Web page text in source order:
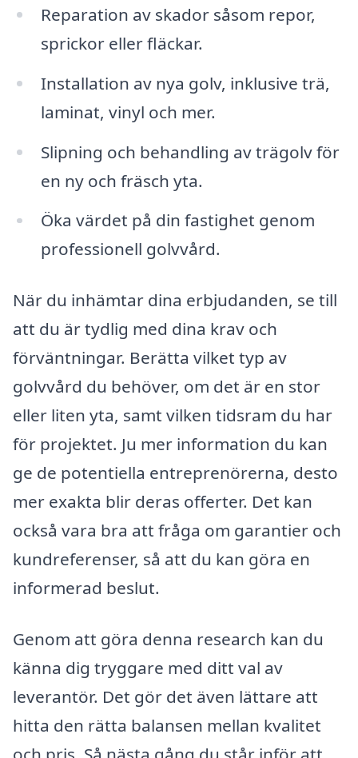
Reparation av skador såsom repor,
sprickor eller fläckar.
Installation av nya golv, inklusive trä,
laminat, vinyl och mer.
Slipning och behandling av trägolv för
en ny och fräsch yta.
Öka värdet på din fastighet genom
professionell golvvård.
När du inhämtar dina erbjudanden, se till
att du är tydlig med dina krav och
förväntningar. Berätta vilket typ av
golvvård du behöver, om det är en stor
eller liten yta, samt vilken tidsram du har
för projektet. Ju mer information du kan
ge de potentiella entreprenörerna, desto
mer exakta blir deras offerter. Det kan
också vara bra att fråga om garantier och
kundreferenser, så att du kan göra en
informerad beslut.
Genom att göra denna research kan du
känna dig tryggare med ditt val av
leverantör. Det gör det även lättare att
hitta den rätta balansen mellan kvalitet